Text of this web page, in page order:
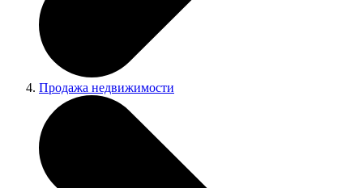
Продажа недвижимости